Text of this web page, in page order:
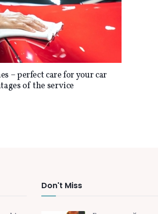
– perfect care for your car
of the service
Don't Miss